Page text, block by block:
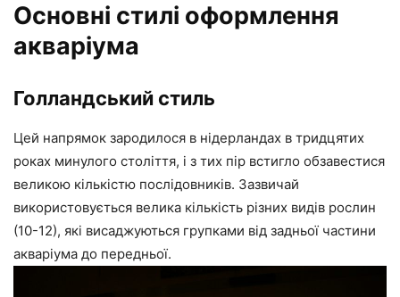
Основні стилі оформлення
акваріума
Голландський стиль
Цей напрямок зародилося в нідерландах в тридцятих
роках минулого століття, і з тих пір встигло обзавестися
великою кількістю послідовників. Зазвичай
використовується велика кількість різних видів рослин
(10-12), які висаджуються групками від задньої частини
акваріума до передньої.